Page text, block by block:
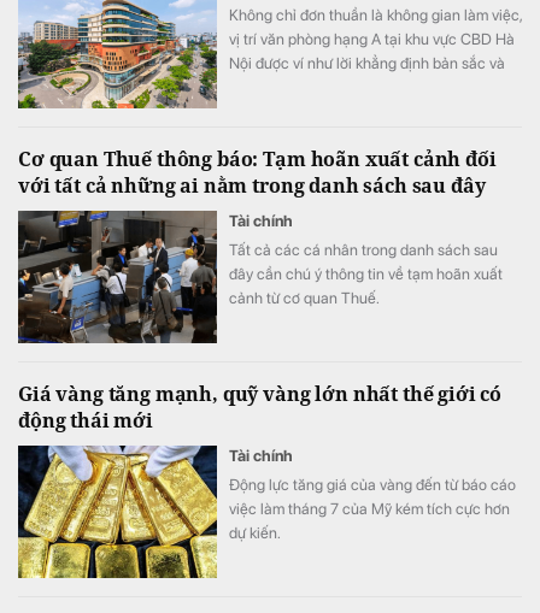
Không chỉ đơn thuần là không gian làm việc,
vị trí văn phòng hạng A tại khu vực CBD Hà
Nội được ví như lời khẳng định bản sắc và
biến khu vực trung tâm thành lựa chọn hàng
đầu của các tập đoàn đa quốc gia.
Cơ quan Thuế thông báo: Tạm hoãn xuất cảnh đối
với tất cả những ai nằm trong danh sách sau đây
Tài chính
Tất cả các cá nhân trong danh sách sau
đây cần chú ý thông tin về tạm hoãn xuất
cảnh từ cơ quan Thuế.
Giá vàng tăng mạnh, quỹ vàng lớn nhất thế giới có
động thái mới
Tài chính
Động lực tăng giá của vàng đến từ báo cáo
việc làm tháng 7 của Mỹ kém tích cực hơn
dự kiến.